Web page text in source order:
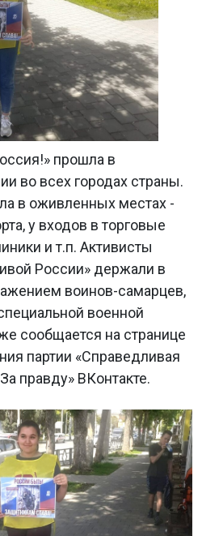
прошла в
во всех городах страны.
в оживленных местах -
у входов в торговые
и т.п. Активисты
России» держали в
воинов-самарцев,
военной
сообщается на странице
партии «Справедливая
правду» ВКонтакте.